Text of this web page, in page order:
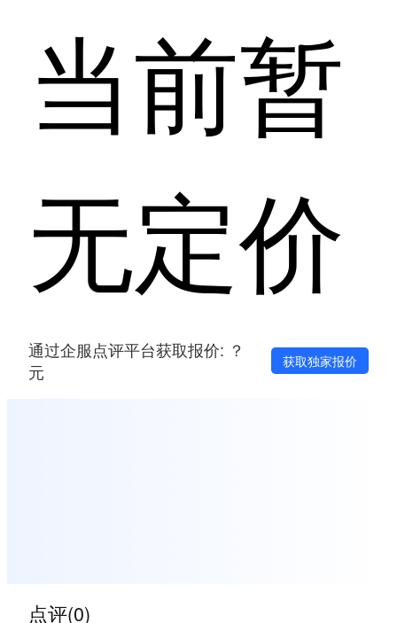
当前暂
无定价
通过企服点评平台获取报价: ？
元
获取独家报价
点评(0)